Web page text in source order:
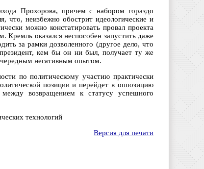
Прохорова, причем с набором гораздо
что, неизбежно обострит идеологические и
можно констатировать провал проекта
Кремль оказался неспособен запустить даже
за рамки дозволенного (другое дело, что
кем бы он ни был, получает ту же
негативным опытом.
по политическому участию практически
позиции и перейдет в оппозицию
возвращением к статусу успешного
технологий
Версия для печати